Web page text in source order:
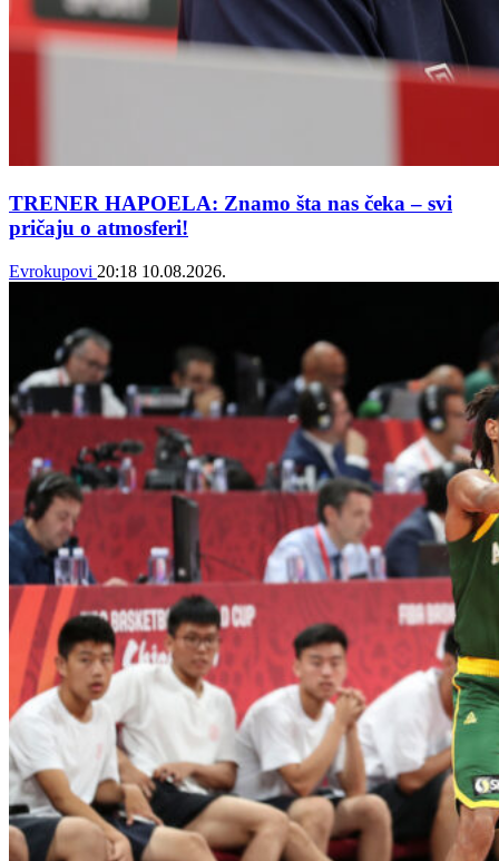
TRENER HAPOELA: Znamo šta nas čeka – svi
pričaju o atmosferi!
Evrokupovi 20:18 10.08.2026.